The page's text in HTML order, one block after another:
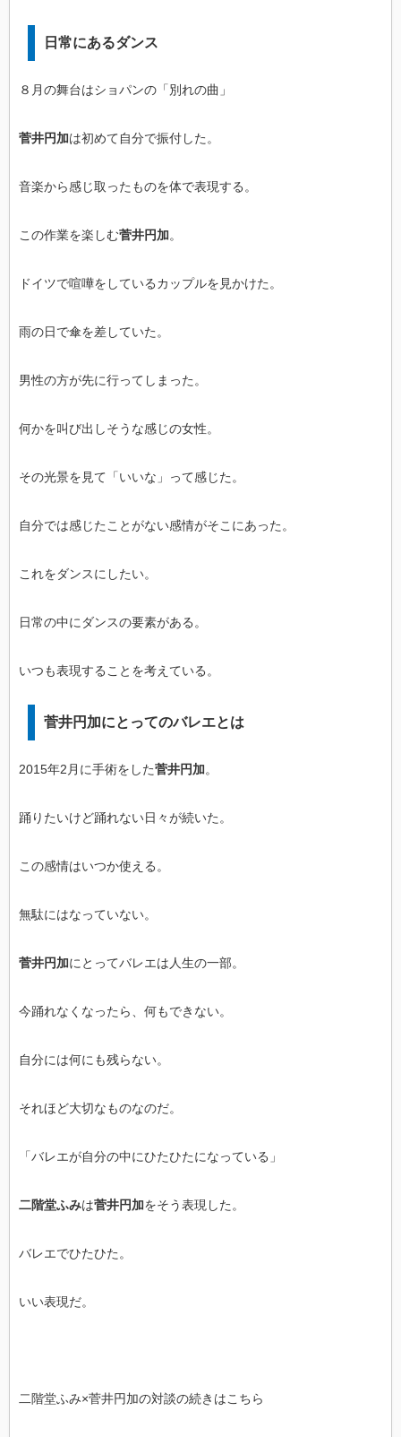
日常にあるダンス
８月の舞台はショパンの「別れの曲」
菅井円加は初めて自分で振付した。
音楽から感じ取ったものを体で表現する。
この作業を楽しむ菅井円加。
ドイツで喧嘩をしているカップルを見かけた。
雨の日で傘を差していた。
男性の方が先に行ってしまった。
何かを叫び出しそうな感じの女性。
その光景を見て「いいな」って感じた。
自分では感じたことがない感情がそこにあった。
これをダンスにしたい。
日常の中にダンスの要素がある。
いつも表現することを考えている。
菅井円加にとってのバレエとは
2015年2月に手術をした菅井円加。
踊りたいけど踊れない日々が続いた。
この感情はいつか使える。
無駄にはなっていない。
菅井円加にとってバレエは人生の一部。
今踊れなくなったら、何もできない。
自分には何にも残らない。
それほど大切なものなのだ。
「バレエが自分の中にひたひたになっている」
二階堂ふみは菅井円加をそう表現した。
バレエでひたひた。
いい表現だ。
二階堂ふみ×菅井円加の対談の続きはこちら